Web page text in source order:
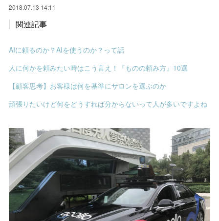
2018.07.13 14:11
関連記事
AIに頼るのか？AIを使うのか？って話
人に何かを頼みたい時はこう言え！『ものの頼み方』10選
【顧客思考】お客様は何を基準にサロンを選ぶのか
頑張りたいけど何をどうすれば分からないって人が多いですよね